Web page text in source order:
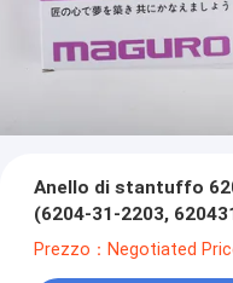
Anello di stantuffo
(6204-31-2203,
Prezzo：Negotiated